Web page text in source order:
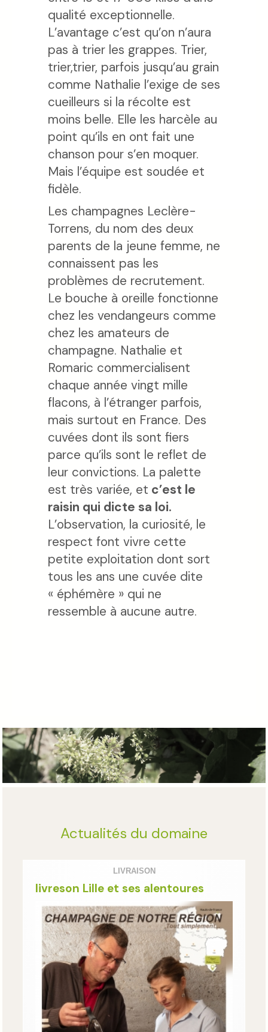
qualité exceptionnelle.
L’avantage c’est qu’on n’aura
pas à trier les grappes. Trier,
trier,trier, parfois jusqu’au grain
comme Nathalie l’exige de ses
cueilleurs si la récolte est
moins belle. Elle les harcèle au
point qu’ils en ont fait une
chanson pour s’en moquer.
Mais l’équipe est soudée et
fidèle.
Les champagnes Leclère-
Torrens, du nom des deux
parents de la jeune femme, ne
connaissent pas les
problèmes de recrutement.
Le bouche à oreille fonctionne
chez les vendangeurs comme
chez les amateurs de
champagne. Nathalie et
Romaric commercialisent
chaque année vingt mille
flacons, à l’étranger parfois,
mais surtout en France. Des
cuvées dont ils sont fiers
parce qu’ils sont le reflet de
leur convictions. La palette
est très variée, et c’est le
raisin qui dicte sa loi.
L’observation, la curiosité, le
respect font vivre cette
petite exploitation dont sort
tous les ans une cuvée dite
« éphémère » qui ne
ressemble à aucune autre.
Actualités du domaine
LIVRAISON
livreson Lille et ses alentoures